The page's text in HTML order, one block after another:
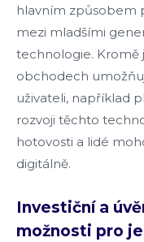
hlavním způsobem
mezi mladšími
technologie.
obchodech
uživateli, například
rozvoji těchto
hotovosti a lidé
digitálně.
Investiční a
možnosti pro